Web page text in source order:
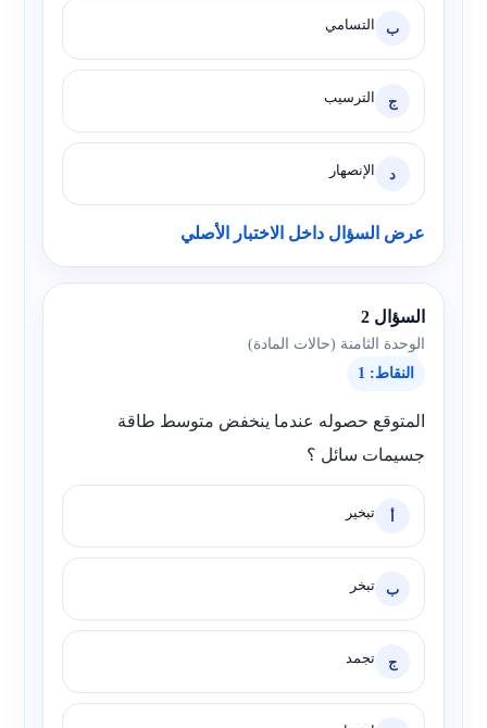
ب التسامي
ج الترسيب
د الإنصهار
عرض السؤال داخل الاختبار الأصلي
السؤال 2
الوحدة الثامنة (حالات المادة)
النقاط: 1
المتوقع حصوله عندما ينخفض متوسط طاقة
جسيمات سائل ؟
أ تبخير
ب تبخر
ج تجمد